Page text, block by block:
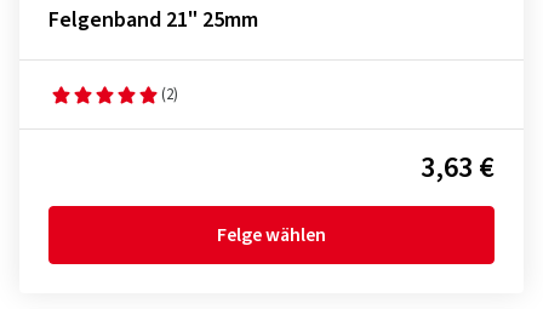
Felgenband 21" 25mm
(2)
3,63 €
Felge wählen